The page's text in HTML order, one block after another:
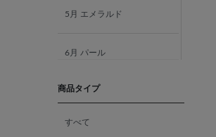
5月 エメラルド
6月 パール
7月 ルビー
商品タイプ
すべて